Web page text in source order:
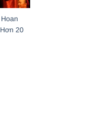
20